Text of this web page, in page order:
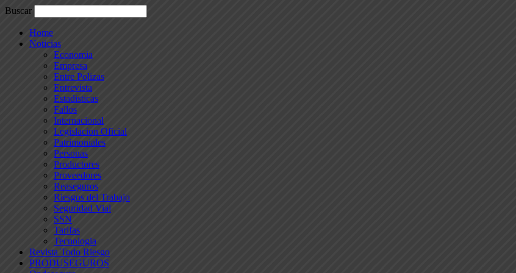
Buscar
Home
Noticias
Economia
Empresa
Entre Polizas
Entrevista
Estadisticas
Fallos
Internacional
Legislacion Oficial
Patrimoniales
Personas
Productores
Proveedores
Reaseguros
Riesgos del Trabajo
Seguridad Vial
SSN
Tarifas
Tecnologia
Revista Todo Riesgo
PRODUSEGUROS